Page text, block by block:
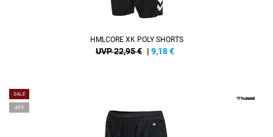
HMLCORE XK POLY SHORTS
UVP 22,95 € | 9,18€
SALE
-60%